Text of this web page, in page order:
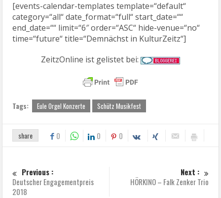
[events-calendar-templates template=“default“
category=“all“ date_format=“full“ start_date=““
end_date=““ limit=“6″ order=“ASC“ hide-venue=“no“
time=“future“ title=“Demnächst in KulturZeitz“]
ZeitzOnline ist gelistet bei:
Tags: Eule Orgel Konzerte Schütz Musikfest
share 0 0 0
Previous :
Deutscher Engagementpreis
2018
Next :
HÖRKINO – Falk Zenker Trio